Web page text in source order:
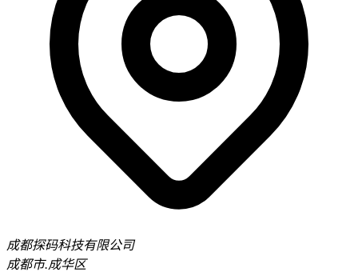
成都探码科技有限公司
成都市.成华区